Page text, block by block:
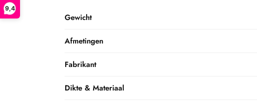
9,4
Gewicht
Afmetingen
Fabrikant
Dikte & Materiaal